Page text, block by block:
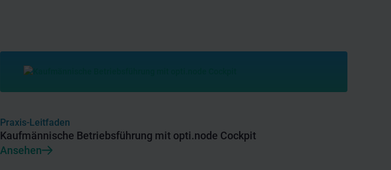
Praxis-Leitfaden
Kaufmännische Betriebsführung mit opti.node Cockpit
Ansehen